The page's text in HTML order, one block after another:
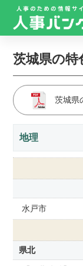
茨城県の特
茨城県
地理
水戸市
県北